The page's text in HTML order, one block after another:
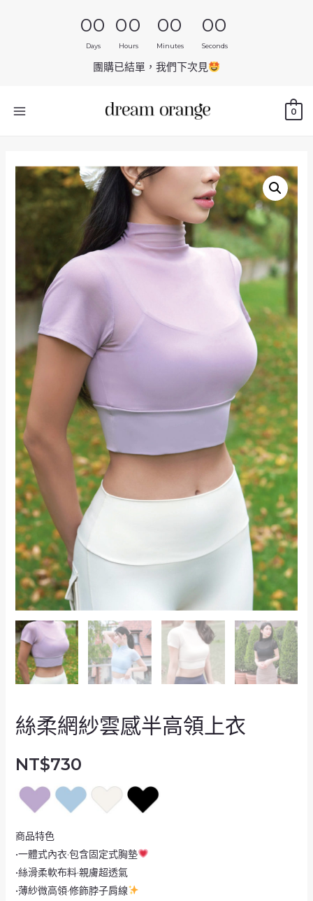
00
Days
00
Hours
00
Minutes
00
Seconds
團購已結單，我們下次見
0
絲柔網紗雲感半高領上衣
NT$730
商品特色
•一體式內衣·包含固定式胸墊
•絲滑柔軟布料·親膚超透氣
•薄紗微高領·修飾脖子肩線